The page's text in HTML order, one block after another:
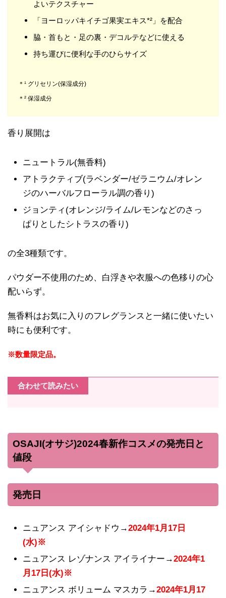
よいテクスチャー
「ヨーロッパキイチゴ果実エキス*²」を配合
脇・首もと・足の裏・デコルテなどに使える
持ち運びに便利な手のひらサイズ
＊¹ グリセリン(保湿成分)
＊² 保湿成分
香り展開は
ニュートラル(無香料)
アトラクティブ(ラベンダー/ゼラニウム/オレン
ジのハーバルフローラル調の香り)
ジョンティ(オレンジ/ライム/レモンなどのさっ
ぱりとしたシトラスの香り)
の全3種類です。
パウダー不使用のため、白浮きや衣服への色移りの心
配いらず。
無香料はお気に入りのフレグランスと一緒に使いたい
時にも便利です。
※数量限定品。
合わせて読みたい
OSAJI(オサジ)2024春新作コスメの発売日と
値段
発売日
ニュアンス アイシャドウ→2024年1月17日
(水)※
ニュアンス レゾナンス アイライナー→2024年1
月17日(水)※
ニュアンス ボリューム マスカラ→2024年1月17